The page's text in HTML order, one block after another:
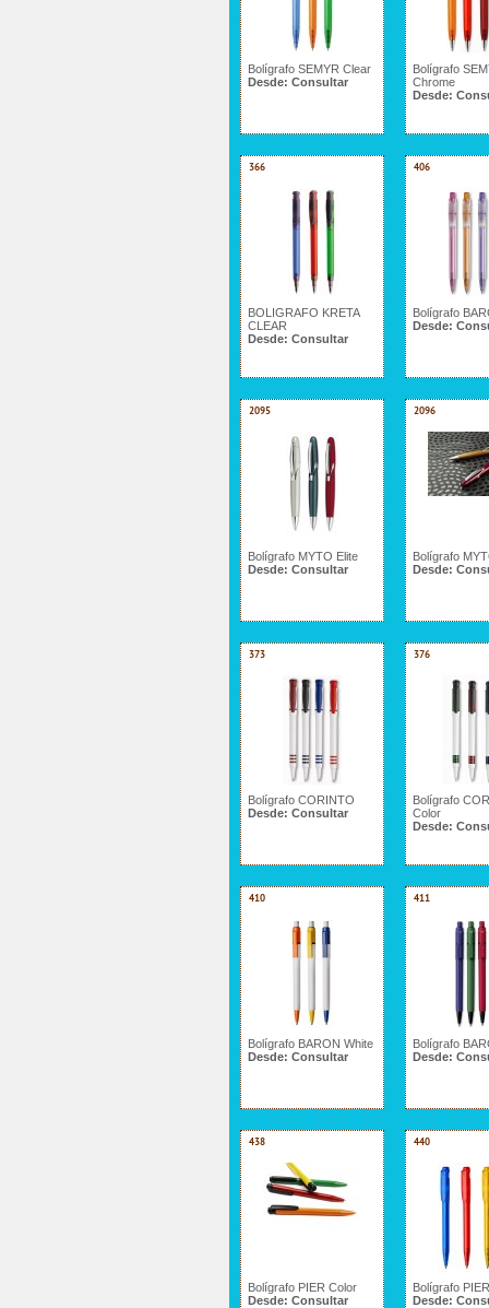
Bolígrafo SEMYR Clear
Desde: Consultar
Bolígrafo
Chrome
Desde:
366
BOLIGRAFO KRETA
CLEAR
Desde: Consultar
406
Bolígrafo
Desde:
2095
Bolígrafo MYTO Elite
Desde: Consultar
2096
Bolígrafo
Desde:
373
Bolígrafo CORINTO
Desde: Consultar
376
Bolígrafo
Color
Desde:
410
Bolígrafo BARON White
Desde: Consultar
411
Bolígrafo
Desde:
438
Bolígrafo PIER Color
Desde: Consultar
440
Bolígrafo
Desde: